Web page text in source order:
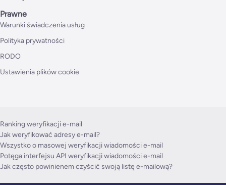
Prawne
Warunki świadczenia usług
Polityka prywatności
RODO
Ustawienia plików cookie
Ranking weryfikacji e-mail
Jak weryfikować adresy e-mail?
Wszystko o masowej weryfikacji wiadomości e-mail
Potęga interfejsu API weryfikacji wiadomości e-mail
Jak często powinienem czyścić swoją listę e-mailową?